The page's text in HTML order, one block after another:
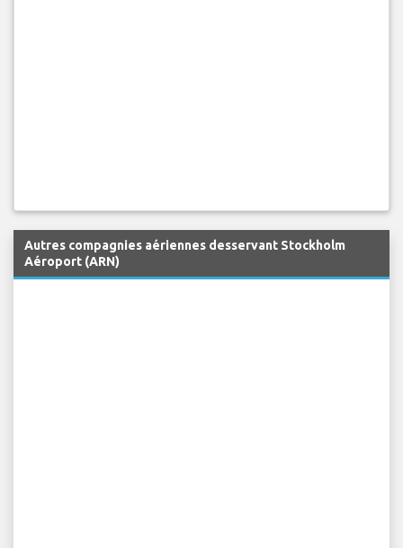
Autres compagnies aériennes desservant Stockholm
Aéroport (ARN)